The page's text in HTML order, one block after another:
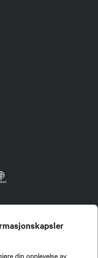
din opplevelse av
formidling av kunnskap om jakt og